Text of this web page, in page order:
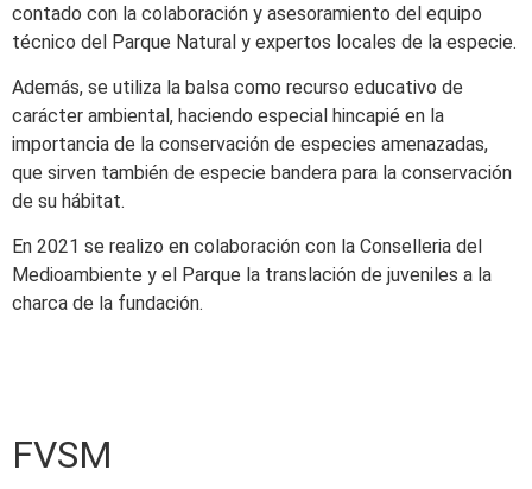
contado con la colaboración y asesoramiento del equipo
técnico del Parque Natural y expertos locales de la especie.
Además, se utiliza la balsa como recurso educativo de
carácter ambiental, haciendo especial hincapié en la
importancia de la conservación de especies amenazadas,
que sirven también de especie bandera para la conservación
de su hábitat.
En 2021 se realizo en colaboración con la Conselleria del
Medioambiente y el Parque la translación de juveniles a la
charca de la fundación.
FVSM